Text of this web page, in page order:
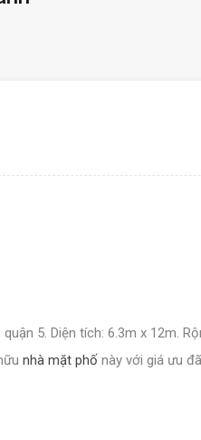
quận 5. Diện tích: 6.3m x 12m.
nhà mặt phố này với giá ưu